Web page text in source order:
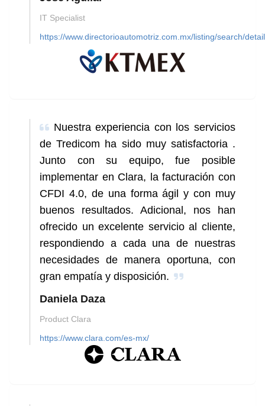
IT Specialist
https://www.directorioautomotriz.com.mx/listing/search/
Nuestra experiencia con los servicios
de Tredicom ha sido muy satisfactoria .
Junto con su equipo, fue posible
implementar en Clara, la facturación con
CFDI 4.0, de una forma ágil y con muy
buenos resultados. Adicional, nos han
ofrecido un excelente servicio al cliente,
respondiendo a cada una de nuestras
necesidades de manera oportuna, con
gran empatía y disposición.
Daniela Daza
Product Clara
https://www.clara.com/es-mx/